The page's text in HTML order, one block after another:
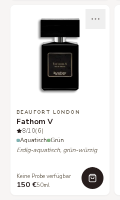
BEAUFORT LONDON
Fathom V
8/10(6)
Aquatisch Grün
Erdig-aquatisch, grün-würzig
Keine Probe verfügbar
150 €50ml